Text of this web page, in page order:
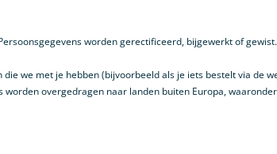
worden gerectificeerd, bijgewerkt of
we met je hebben (bijvoorbeeld als je iets bestelt via de
overgedragen naar landen buiten Europa,